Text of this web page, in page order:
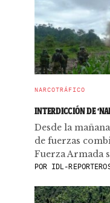
NARCOTRÁFICO
INTERDICCIÓN DE
Desde la
de fuerzas
Fuerza Armada
POR IDL-